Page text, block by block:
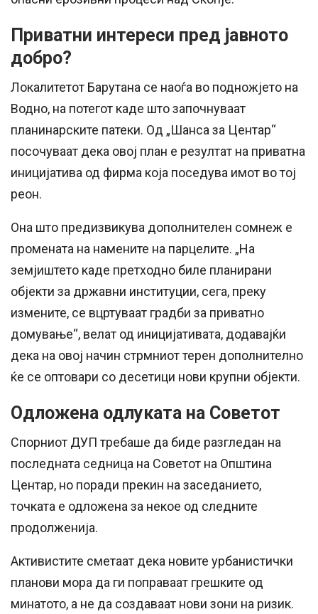
Приватни интереси пред јавното
добро?
Локалитетот Барутана се наоѓа во подножјето на
Водно, на потегот каде што започнуваат
планинарските патеки. Од „Шанса за Центар“
посочуваат дека овој план е резултат на приватна
иницијатива од фирма која поседува имот во тој
реон.
Она што предизвикува дополнителен сомнеж е
промената на намените на парцелите. „На
земјиштето каде претходно биле планирани
објекти за државни институции, сега, преку
измените, се вцртуваат градби за приватно
домување“, велат од иницијативата, додавајќи
дека на овој начин стрмниот терен дополнително
ќе се оптовари со десетици нови крупни објекти.
Одложена одлуката на Советот
Спорниот ДУП требаше да биде разгледан на
последната седница на Советот на Општина
Центар, но поради прекин на заседанието,
точката е одложена за некое од следните
продолженија.
Активистите сметаат дека новите урбанистички
планови мора да ги поправаат грешките од
минатото, а не да создаваат нови зони на ризик.